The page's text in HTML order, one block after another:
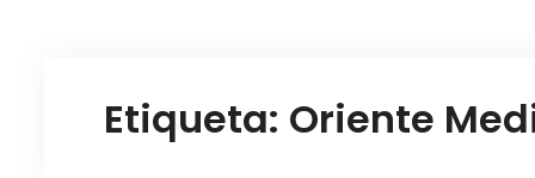
Etiqueta: Oriente